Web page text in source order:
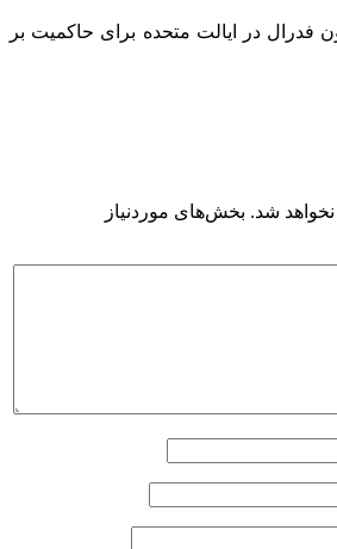
فدرال در ایالت متحده برای حاکمیت بر
شد. بخش‌های موردنیاز